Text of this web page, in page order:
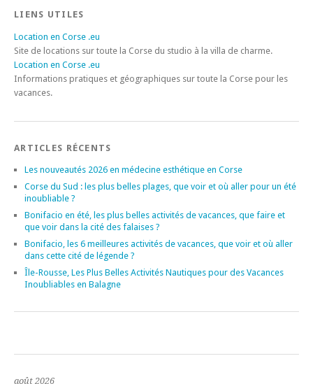
LIENS UTILES
Location en Corse .eu
Site de locations sur toute la Corse du studio à la villa de charme.
Location en Corse .eu
Informations pratiques et géographiques sur toute la Corse pour les
vacances.
ARTICLES RÉCENTS
Les nouveautés 2026 en médecine esthétique en Corse
Corse du Sud : les plus belles plages, que voir et où aller pour un été
inoubliable ?
Bonifacio en été, les plus belles activités de vacances, que faire et
que voir dans la cité des falaises ?
Bonifacio, les 6 meilleures activités de vacances, que voir et où aller
dans cette cité de légende ?
Île-Rousse, Les Plus Belles Activités Nautiques pour des Vacances
Inoubliables en Balagne
août 2026